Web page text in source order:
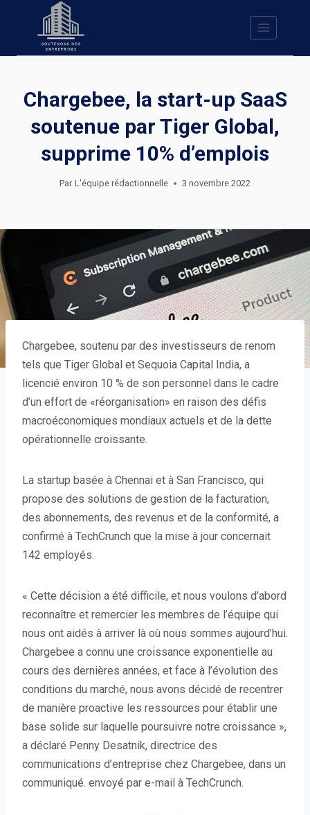
Chargebee, la start-up SaaS
soutenue par Tiger Global,
supprime 10% d’emplois
Par L'équipe rédactionnelle 3 novembre 2022
Chargebee, soutenu par des investisseurs de renom
tels que Tiger Global et Sequoia Capital India, a
licencié environ 10 % de son personnel dans le cadre
d’un effort de «réorganisation» en raison des défis
macroéconomiques mondiaux actuels et de la dette
opérationnelle croissante.
La startup basée à Chennai et à San Francisco, qui
propose des solutions de gestion de la facturation,
des abonnements, des revenus et de la conformité, a
confirmé à TechCrunch que la mise à jour concernait
142 employés.
« Cette décision a été difficile, et nous voulons d’abord
reconnaître et remercier les membres de l’équipe qui
nous ont aidés à arriver là où nous sommes aujourd’hui.
Chargebee a connu une croissance exponentielle au
cours des dernières années, et face à l’évolution des
conditions du marché, nous avons décidé de recentrer
de manière proactive les ressources pour établir une
base solide sur laquelle poursuivre notre croissance »,
a déclaré Penny Desatnik, directrice des
communications d’entreprise chez Chargebee, dans un
communiqué. envoyé par e-mail à TechCrunch.